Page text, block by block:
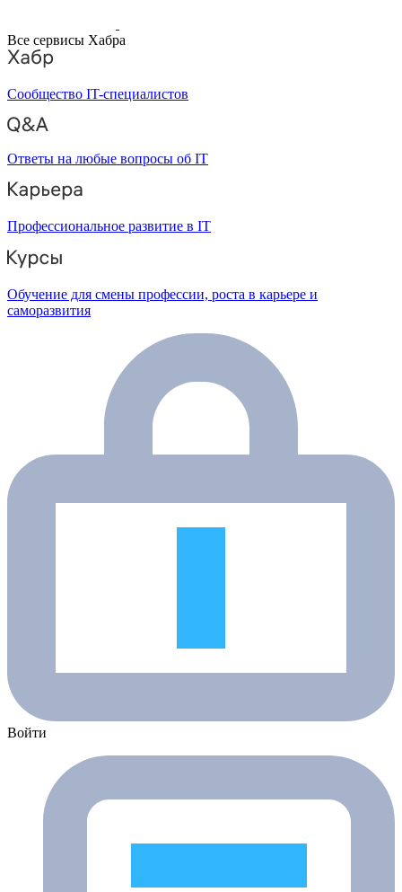
Все сервисы Хабра
Сообщество IT-специалистов
Ответы на любые вопросы об IT
Профессиональное развитие в IT
Обучение для смены профессии, роста в карьере и
саморазвития
Войти